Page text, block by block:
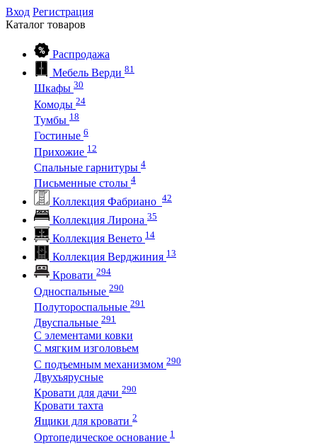
Вход Регистрация
Каталог товаров
Распродажа
Мебель Верди 81
Шкафы 30
Комоды 24
Тумбы 18
Гостиные 6
Прихожие 12
Спальные гарнитуры 4
Письменные столы 4
Коллекция Фабриано 42
Коллекция Лирона 35
Коллекция Венето 14
Коллекция Верджиния 13
Кровати 294
Односпальные 290
Полутороспальные 291
Двуспальные 291
С элементами ковки
С мягким изголовьем
С подъемным механизмом 290
Двухъярусные
Кровати для дачи 290
Кровати тахта
Ящики для кровати 2
Ортопедическое основание 1